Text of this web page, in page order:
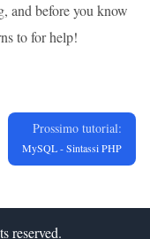
and before you know
to for help!
Prossimo tutorial:
MySQL - Sintassi PHP
reserved.